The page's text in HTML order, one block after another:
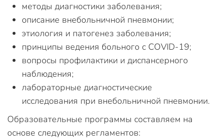
методы диагностики заболевания;
описание внебольничной пневмонии;
этиология и патогенез заболевания;
принципы ведения больного с COVID-19;
вопросы профилактики и диспансерного
наблюдения;
лабораторные диагностические
исследования при внебольничной пневмонии.
Образовательные программы составляем на
основе следующих регламентов: